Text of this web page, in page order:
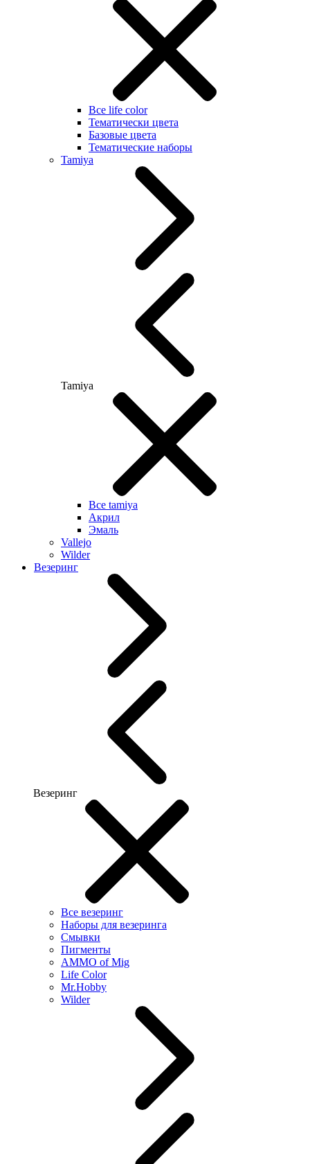
Все life color
Тематически цвета
Базовые цвета
Тематические наборы
Tamiya
Tamiya
Все tamiya
Акрил
Эмаль
Vallejo
Wilder
Везеринг
Везеринг
Все везеринг
Наборы для везеринга
Смывки
Пигменты
AMMO of Mig
Life Color
Mr.Hobby
Wilder